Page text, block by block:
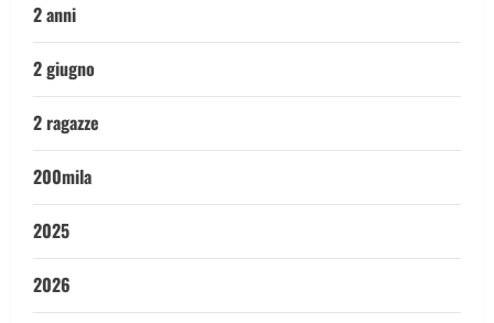
2 anni
2 giugno
2 ragazze
200mila
2025
2026